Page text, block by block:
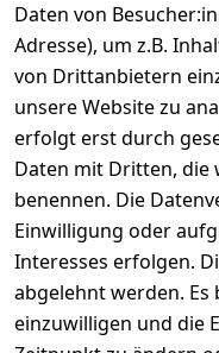
Daten von
Adresse), um z.B.
von Drittanbietern
unsere Website zu
erfolgt erst durch
Daten mit Dritten, die
benennen. Die
Einwilligung oder
Interesses erfolgen.
abgelehnt werden. Es
einzuwilligen und die
Informationen
Mein Konto
Vertrag